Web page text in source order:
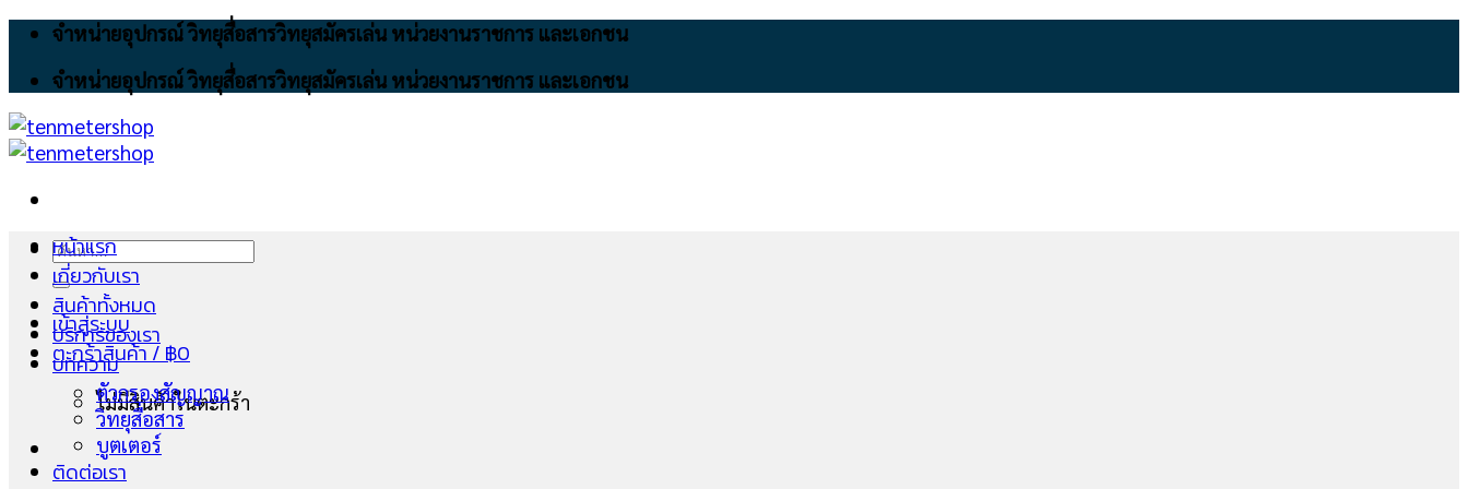
Skip
content
จำหน่ายอุปกรณ์ วิทยุสื่อสารวิทยุสมัครเล่น หน่วยงานราชการ และเอกชน
จำหน่ายอุปกรณ์ วิทยุสื่อสารวิทยุสมัครเล่น หน่วยงานราชการ และเอกชน
ค้นหา:
เข้าสู่ระบบ
ตะกร้าสินค้า /฿0
ไม่มีสินค้าในตะกร้า
หน้าแรก
เกี่ยวกับเรา
สินค้าทั้งหมด
บริการของเรา
บทความ
ตัวกรองสัญญาณ
วิทยุสื่อสาร
บูตเตอร์
ติดต่อเรา